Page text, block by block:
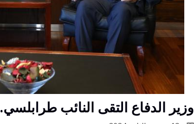
وزير الدفاع التقى النائب طرابلسي.